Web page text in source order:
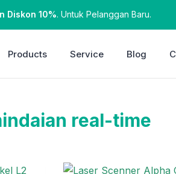
Diskon 10%. Untuk Pelanggan Baru.
Products Service Blog
real-time